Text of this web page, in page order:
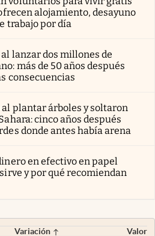
alojamiento, desayuno
trabajo por día
lanzar dos millones de
más de 50 años después
consecuencias
al plantar árboles y soltaron
cinco años después
donde antes había arena
en efectivo en papel
y por qué recomiendan
Variación
Valor